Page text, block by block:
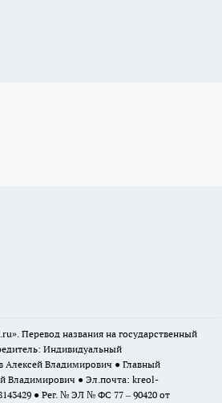
Перевод названия на государственный
Индивидуальный
Алексей Владимирович ● Главный
Владимирович ● Эл.почта: kreol-
● Рег. № ЭЛ № ФС 77 – 90420 от